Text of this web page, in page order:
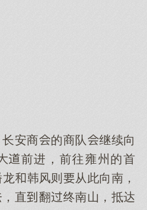
安商的商队继续向
前进，前往雍州的首
韩风则从此向南，
直翻终南山，抵达